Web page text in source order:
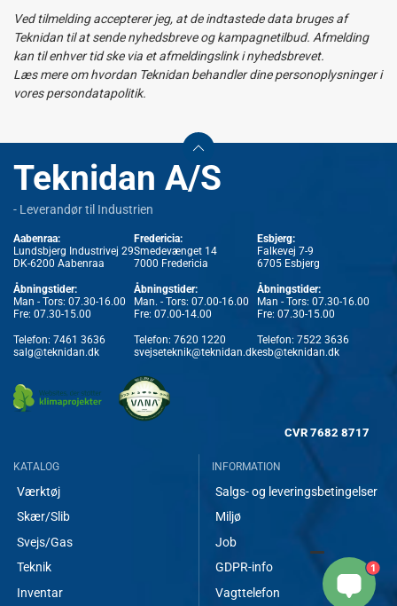
Ved tilmelding accepterer jeg, at de indtastede data bruges af
Teknidan til at sende nyhedsbreve og kampagnetilbud. Afmelding
kan til enhver tid ske via et afmeldingslink i nyhedsbrevet.
Læs mere om hvordan Teknidan behandler dine personoplysninger i
vores persondatapolitik.
Teknidan A/S
- Leverandør til Industrien
Aabenraa:
Lundsbjerg Industrivej 29
DK-6200 Aabenraa
Åbningstider:
Man - Tors: 07.30-16.00
Fre: 07.30-15.00
Telefon: 7461 3636
salg@teknidan.dk
Fredericia:
Smedevænget 14
7000 Fredericia
Åbningstider:
Man. - Tors: 07.00-16.00
Fre: 07.00-14.00
Telefon: 7620 1220
svejseteknik@teknidan.dk
Esbjerg:
Falkevej 7-9
6705 Esbjerg
Åbningstider:
Man - Tors: 07.30-16.00
Fre: 07.30-15.00
Telefon: 7522 3636
esb@teknidan.dk
CVR 7682 8717
KATALOG
Værktøj
Skær/Slib
Svejs/Gas
Teknik
Inventar
INFORMATION
Salgs- og leveringsbetingelser
Miljø
Job
GDPR-info
Vagttelefon
1